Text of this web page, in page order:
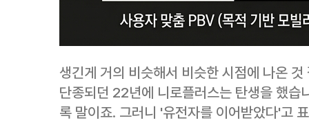
생긴게 거의 비슷해서 비슷한 시점에 나온
단종되던 22년에 니로플러스는 탄생을 했습
록 말이죠. 그러니 '유전자를 이어받았다'고